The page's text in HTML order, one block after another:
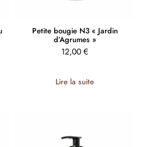
Petite bougie N3 « Jardin
d’Agrumes »
12,00 €
Lire la suite